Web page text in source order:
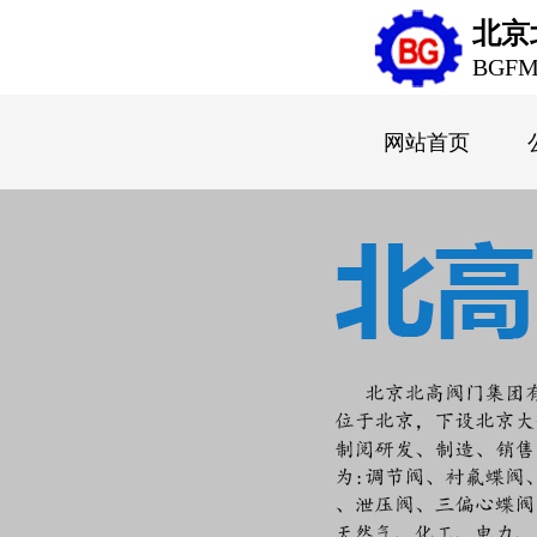
网站首页
北京